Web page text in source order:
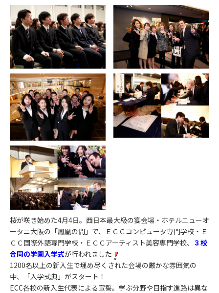
桜が咲き始めた4月4日。西日本最大級の宴会場・ホテルニューオ
ータニ大阪の「鳳凰の間」で、ＥＣＣコンピュータ専門学校・Ｅ
ＣＣ国際外語専門学校・ＥＣＣアーティスト美容専門学校、 ３校
合同の学園入学式が行われました
1200名以上の新入生で埋め尽くされた会場の厳かな雰囲気の
中、「入学式典」がスタート！
ECC各校の新入生代表による宣誓。学ぶ分野や目指す進路は異な